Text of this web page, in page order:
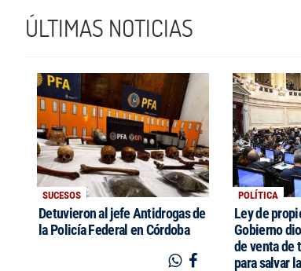
ÚLTIMAS NOTICIAS
SUCESOS
Detuvieron al jefe Antidrogas de
la Policía Federal en Córdoba
POLÍTICA
Ley de
Gobierno
de venta de
para salvar